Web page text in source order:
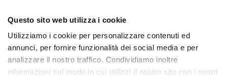
Questo sito web utilizza i cookie
Utilizziamo i cookie per personalizzare contenuti ed
annunci, per fornire funzionalità dei social media e per
analizzare il nostro traffico. Condividiamo inoltre
informazioni sul modo in cui utilizzi il nostro sito con i nostri